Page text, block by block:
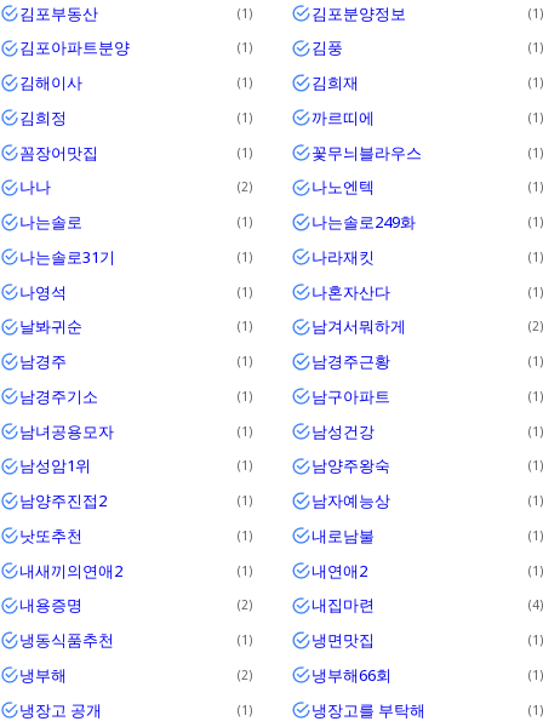
김포부동산 1 김포분양정보 1
김포아파트분양 1 김풍 1
김해이사 1 김희재 1
김희정 1 까르띠에 1
꼼장어맛집 1 꽃무늬블라우스 1
나나 2 나노엔텍 1
나는솔로 1 나는솔로249화 1
나는솔로31기 1 나라재킷 1
나영석 1 나혼자산다 1
날봐귀순 1 남겨서뭐하게 2
남경주 1 남경주근황 1
남경주기소 1 남구아파트 1
남녀공용모자 1 남성건강 1
남성암1위 1 남양주왕숙 1
남양주진접2 1 남자예능상 1
낫또추천 1 내로남불 1
내새끼의연애2 1 내연애2 1
내용증명 2 내집마련 4
냉동식품추천 1 냉면맛집 1
냉부해 2 냉부해66회 1
냉장고 공개 1 냉장고를 부탁해 1